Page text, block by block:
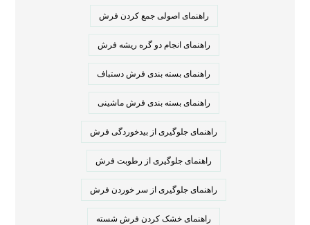
راهنمای اصولی جمع کردن فرش
راهنمای انجام دو گره ریشه فرش
راهنمای بسته بندی فرش دستباف
راهنمای بسته بندی فرش ماشینی
راهنمای جلوگیری از بیدخوردگی فرش
راهنمای جلوگیری از رطوبت فرش
راهنمای جلوگیری از سر خوردن فرش
راهنمای خشک کردن فرش شسته